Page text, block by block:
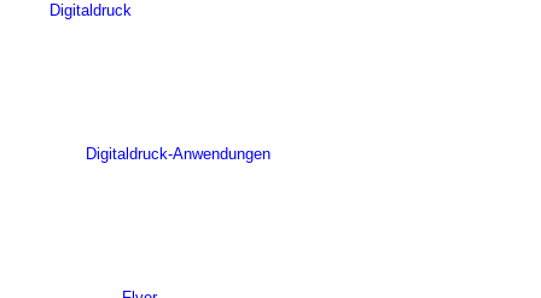
Digitaldruck
Digitaldruck-Anwendungen